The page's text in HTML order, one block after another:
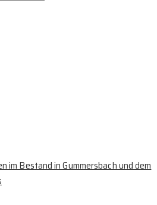
im Bestand in Gummersbach und dem